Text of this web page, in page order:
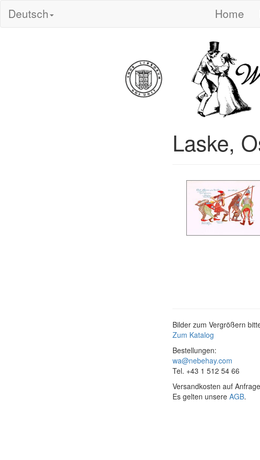
Deutsch Home
Laske,
Bilder zum Vergrößern
Zum Katalog
Bestellungen:
wa@nebehay.com
Tel. +43 1 512 54 66
Versandkosten auf
Es gelten unsere AGB.